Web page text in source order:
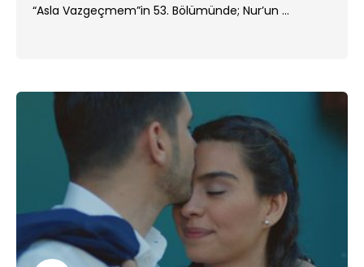
“Asla Vazgeçmem”in 53. Bölümünde; Nur’un ...